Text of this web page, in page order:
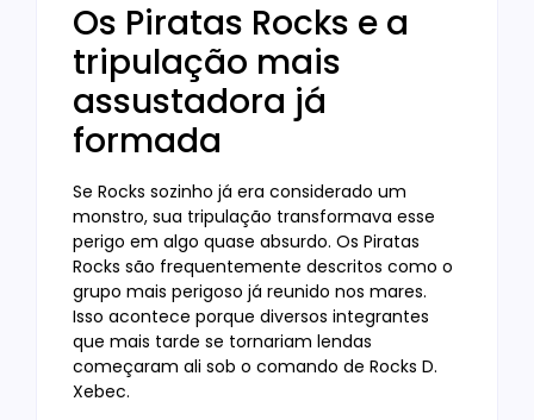
Os Piratas Rocks e a
tripulação mais
assustadora já
formada
Se Rocks sozinho já era considerado um
monstro, sua tripulação transformava esse
perigo em algo quase absurdo. Os Piratas
Rocks são frequentemente descritos como o
grupo mais perigoso já reunido nos mares.
Isso acontece porque diversos integrantes
que mais tarde se tornariam lendas
começaram ali sob o comando de Rocks D.
Xebec.